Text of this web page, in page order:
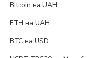
Bitcoin на UAH
ETH на UAH
BTC на USD